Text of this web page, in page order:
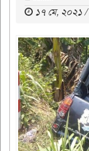
১৭ মে, ২০২১